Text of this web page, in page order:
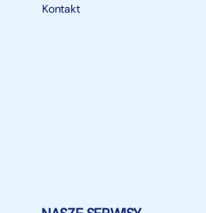
Kontakt